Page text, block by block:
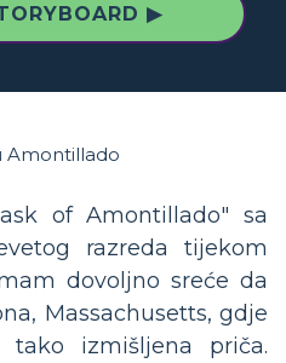
▶
of Amontillado" sa
razreda tijekom
dovoljno sreće da
Massachusetts, gdje
izmišljena priča.